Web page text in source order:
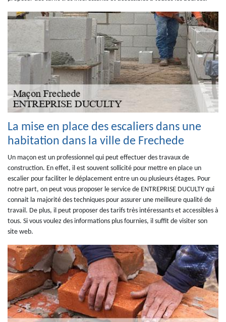
La mise en place des escaliers dans une
habitation dans la ville de Frechede
Un maçon est un professionnel qui peut effectuer des travaux de
construction. En effet, il est souvent sollicité pour mettre en place un
escalier pour faciliter le déplacement entre un ou plusieurs étages. Pour
notre part, on peut vous proposer le service de ENTREPRISE DUCULTY qui
connait la majorité des techniques pour assurer une meilleure qualité de
travail. De plus, il peut proposer des tarifs très intéressants et accessibles à
tous. Si vous voulez des informations plus fournies, il suffit de visiter son
site web.